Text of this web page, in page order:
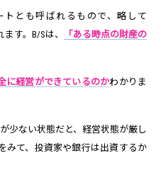
とも呼ばれるもので、略して
す。B/Sは、
「ある時点の財産の
に経営ができているのかわかりま
少ない状態だと、経営状態が厳し
みて、投資家や銀行は出資するか